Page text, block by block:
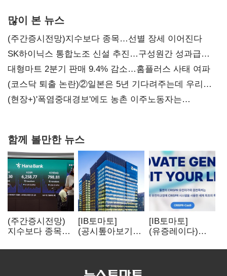
많이 본 뉴스
(주간증시전망)지수보다 종목…선별 장세 이어진다
SK하이닉스 통합노조 신설 추진…구성원간 성과급
불만 확산
대형마트 2분기 판매 9.4% 감소…홈플러스 사태 여파
(코스닥 퇴출 논란)②일본은 5년 기다려주는데 우리는
당장 퇴출?…시간만으론 부족한 코스닥 구하기
(현장+)'폭염중대경보'에도 농촌 이주노동자는
함께 볼만한 뉴스
(주간증시전망)
지수보다 종목…
이어진다
[IB토마토]
(공시톺아보기)
바로 매출로
[IB토마토]
(유증레이다)
3분의 1 토막…